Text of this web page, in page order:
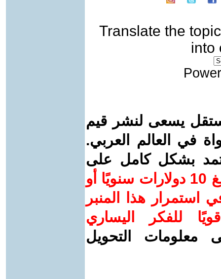
Translate the topic
into
يسعى لنشر قيم
في العالم العربي.
بشكل كامل على
ساهم/ي معنا! بدعمكم بمبلغ 10 دولارات سنويًا أو
استمرار هذا المنبر
للفكر اليساري
معلومات التحويل